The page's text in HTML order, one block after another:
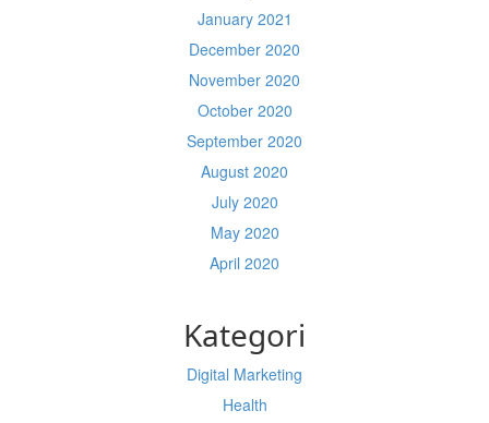
January 2021
December 2020
November 2020
October 2020
September 2020
August 2020
July 2020
May 2020
April 2020
Kategori
Digital Marketing
Health